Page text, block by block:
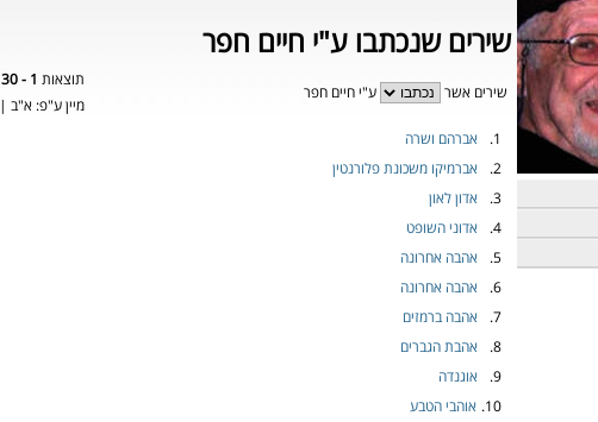
שירים שנכתבו ע"י חיים חפר
שירים אשר ע"י חיים חפר
תוצאות 1 - 30
מיין ע"פ: א"ב |
1.
אברהם ושרה
2.
אברמיקו משכונת פלורנטין
3.
אדון לאון
4.
אדוני השופט
5.
אהבה אחרונה
6.
אהבה אחרונה
7.
אהבה ברמזים
8.
אהבת הגברים
9.
אוגנדה
10. אוהבי הטבע